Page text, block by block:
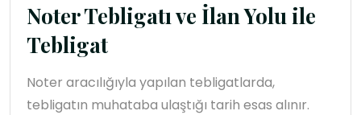
Noter Tebligatı ve İlan Yolu ile
Tebligat
Noter aracılığıyla yapılan tebligatlarda,
tebligatın muhataba ulaştığı tarih esas alınır.